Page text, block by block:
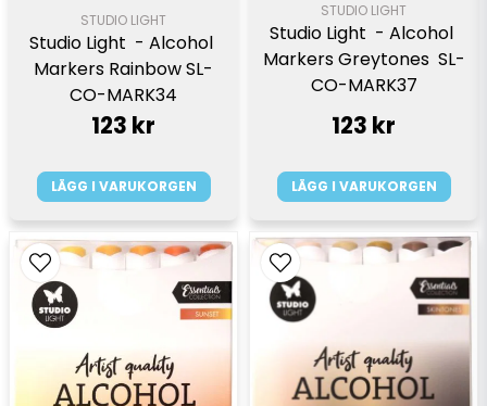
STUDIO LIGHT
Studio Light  - Alcohol
Markers Rainbow SL-
CO-MARK34
123 kr
LÄGG I VARUKORGEN
STUDIO LIGHT
Studio Light  - Alcohol
Markers Greytones  SL-
CO-MARK37
123 kr
LÄGG I VARUKORGEN